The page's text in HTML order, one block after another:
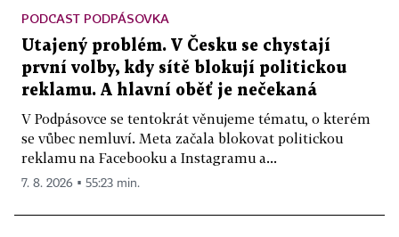
PODCAST PODPÁSOVKA
Utajený problém. V Česku se chystají
první volby, kdy sítě blokují politickou
reklamu. A hlavní oběť je nečekaná
V Podpásovce se tentokrát věnujeme tématu, o kterém
se vůbec nemluví. Meta začala blokovat politickou
reklamu na Facebooku a Instagramu a...
7. 8. 2026 ▪ 55:23 min.